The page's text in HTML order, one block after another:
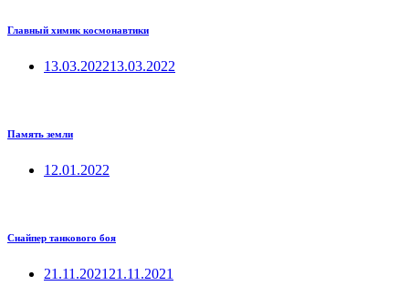
Главный химик космонавтики
13.03.202213.03.2022
Память земли
12.01.2022
Снайпер танкового боя
21.11.2021 21.11.2021